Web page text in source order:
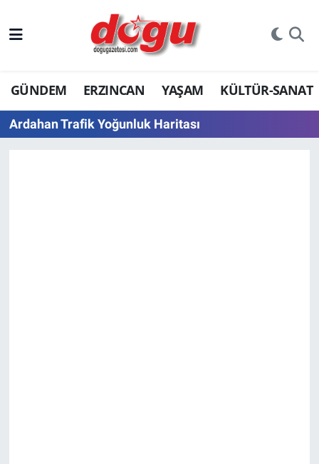
GÜNDEM ERZINCAN YAŞAM KÜLTÜR-SANAT
Ardahan Trafik Yoğunluk Haritası
ERZINCAN
GÜNDEM
ERZİNCAN FOTOĞRAFLARI